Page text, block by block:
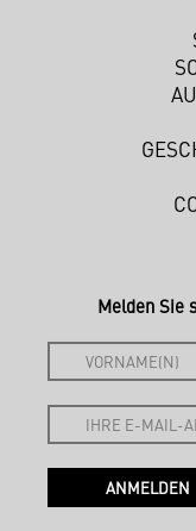
Melden Sie